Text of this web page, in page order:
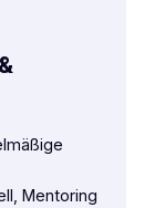
Mentoring